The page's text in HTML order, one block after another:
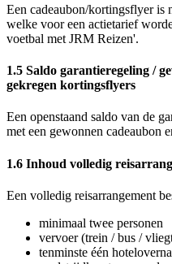
Een cadeaubon/kortingsflyer is
welke voor een actietarief
voetbal met JRM Reizen'.
1.5 Saldo garantieregeling /
gekregen kortingsflyers
Een openstaand saldo van de
met een gewonnen cadeaubon
1.6 Inhoud volledig
Een volledig reisarrangement
minimaal twee personen
vervoer (trein / bus /
tenminste één